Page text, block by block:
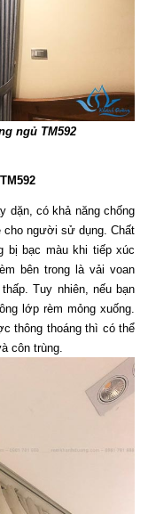
ngủ TM592
dặn, có khả năng chống
cho người sử dụng. Chất
bị bạc màu khi tiếp xúc
bên trong là vải voan
Tuy nhiên, nếu bạn
lớp rèm mỏng xuống.
thông thoáng thì có thể
côn trùng.